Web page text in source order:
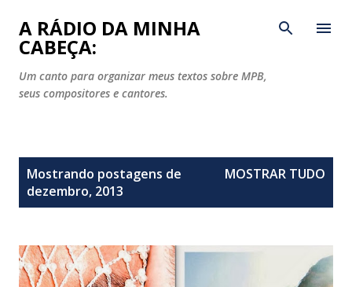
Pular para o conteúdo principal
A RÁDIO DA MINHA
CABEÇA:
Um canto para organizar meus textos sobre MPB,
seus compositores e cantores.
Mostrando postagens de
dezembro, 2013
MOSTRAR TUDO